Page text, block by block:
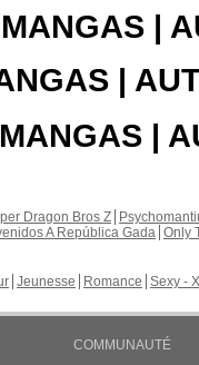
|
|
|
Dragon Bros Z
A República Gada Only
Jeunesse Romance Sexy -
COMMUNAUTÉ